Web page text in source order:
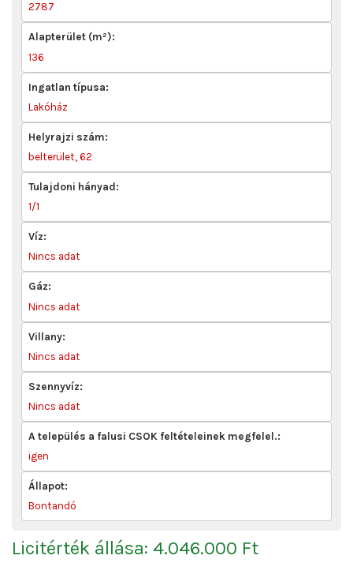
2787
Alapterület (m²):
136
Ingatlan típusa:
Lakóház
Helyrajzi szám:
belterület, 62
Tulajdoni hányad:
1/1
Víz:
Nincs adat
Gáz:
Nincs adat
Villany:
Nincs adat
Szennyvíz:
Nincs adat
A település a falusi CSOK feltételeinek megfelel.:
igen
Állapot:
Bontandó
Licitérték állása: 4.046.000 Ft